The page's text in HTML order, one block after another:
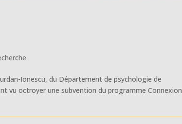
Ionescu, du Département de psychologie de
vu octroyer une subvention du programme Connexion